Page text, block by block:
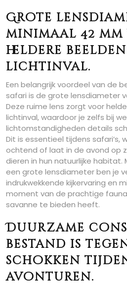
Grote
minimaal 42
heldere
lichtinval.
Een belangrijk voordeel van de
safari is de grote lensdiameter
Deze ruime lens zorgt voor
lichtinval, waardoor je zelfs bij
lichtomstandigheden details
Dit is essentieel tijdens safari’s,
ochtend of laat in de avond op
dieren in hun natuurlijke habitat.
een grote lensdiameter ben je
indrukwekkende kijkervaring en
moment van de prachtige
savanne te bieden heeft.
Duurzame
bestand is
schokken
avonturen.